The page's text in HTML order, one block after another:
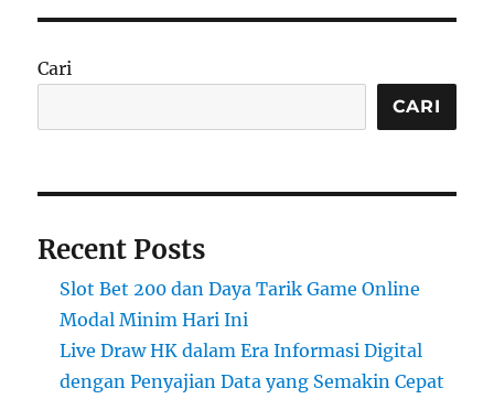
Cari
CARI
Recent Posts
Slot Bet 200 dan Daya Tarik Game Online
Modal Minim Hari Ini
Live Draw HK dalam Era Informasi Digital
dengan Penyajian Data yang Semakin Cepat